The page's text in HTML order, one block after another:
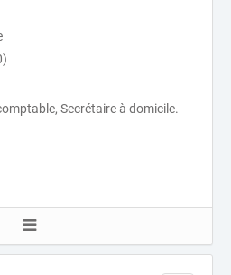
Secrétaire à domicile.